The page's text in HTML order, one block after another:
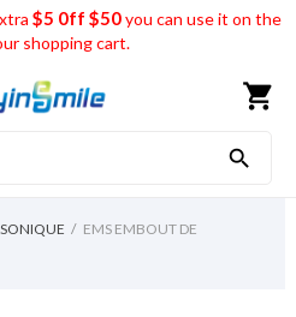
$5 0ff $50you can use it on the
shopping cart.
shopping_cart

EMS EMBOUT DE